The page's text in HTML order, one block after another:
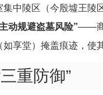
中陵区（今殷墟王
动规避盗墓风险”——商
享堂）掩盖痕迹，使
重防御”